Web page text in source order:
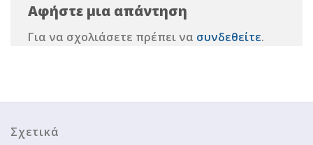
Αφήστε μια απάντηση
Για να σχολιάσετε πρέπει να συνδεθείτε.
Σχετικά